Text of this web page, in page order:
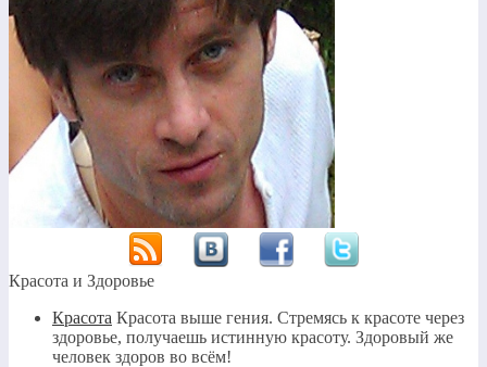
Красота и Здоровье
Красота Красота выше гения. Стремясь к красоте через
здоровье, получаешь истинную красоту. Здоровый же
человек здоров во всём!